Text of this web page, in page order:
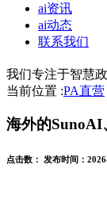
ai资讯
ai动态
联系我们
我们专注于智慧
当前位置 :PA直营
海外的
点击数： 发布时间：